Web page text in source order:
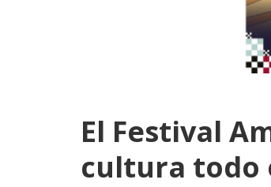
El Festival
cultura todo